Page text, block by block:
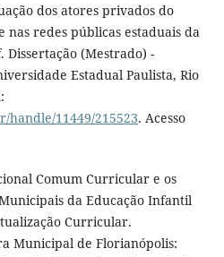
dos atores privados do
nas redes públicas estaduais da
Dissertação (Mestrado) -
Estadual Paulista, Rio
11449/215523. Acesso
Comum Curricular e os
da Educação Infantil
Curricular.
Municipal de Florianópolis: